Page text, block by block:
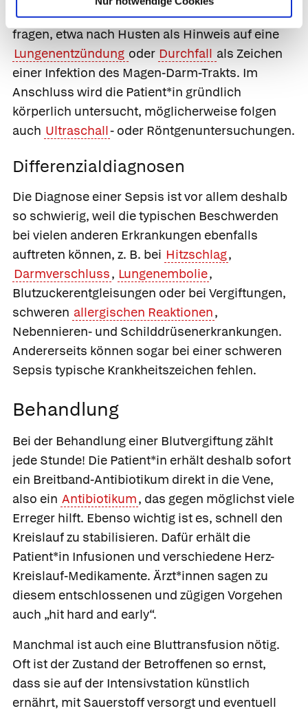
ganz genau nach Hinweisen auf eine Erkrankung
fragen, etwa nach Husten als Hinweis auf eine
Lungenentzündung oder Durchfall als Zeichen
einer Infektion des Magen-Darm-Trakts. Im
Anschluss wird die Patient*in gründlich
körperlich untersucht, möglicherweise folgen
auch Ultraschall- oder Röntgenuntersuchungen.
Differenzialdiagnosen
Die Diagnose einer Sepsis ist vor allem deshalb
so schwierig, weil die typischen Beschwerden
bei vielen anderen Erkrankungen ebenfalls
auftreten können, z. B. bei Hitzschlag,
Darmverschluss, Lungenembolie,
Blutzuckerentgleisungen oder bei Vergiftungen,
schweren allergischen Reaktionen,
Nebennieren- und Schilddrüsenerkrankungen.
Andererseits können sogar bei einer schweren
Sepsis typische Krankheitszeichen fehlen.
Behandlung
Bei der Behandlung einer Blutvergiftung zählt
jede Stunde! Die Patient*in erhält deshalb sofort
ein Breitband-Antibiotikum direkt in die Vene,
also ein Antibiotikum, das gegen möglichst viele
Erreger hilft. Ebenso wichtig ist es, schnell den
Kreislauf zu stabilisieren. Dafür erhält die
Patient*in Infusionen und verschiedene Herz-
Kreislauf-Medikamente. Ärzt*innen sagen zu
diesem entschlossenen und zügigen Vorgehen
auch „hit hard and early“.
Manchmal ist auch eine Bluttransfusion nötig.
Oft ist der Zustand der Betroffenen so ernst,
dass sie auf der Intensivstation künstlich
ernährt, mit Sauerstoff versorgt und eventuell